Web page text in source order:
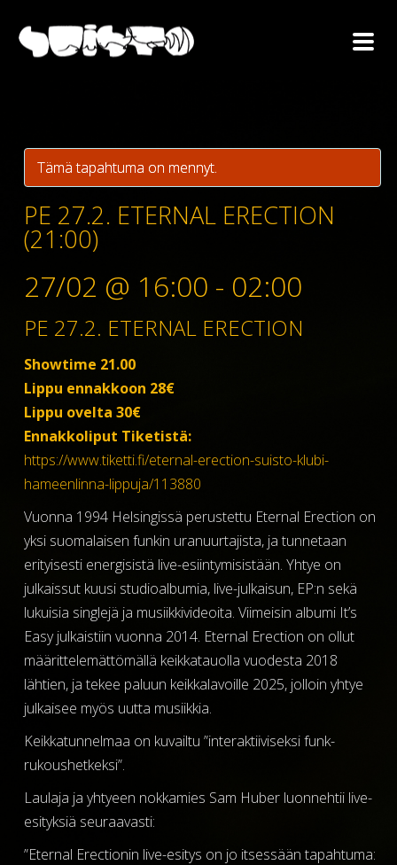
Tämä tapahtuma on mennyt.
PE 27.2. ETERNAL ERECTION
(21:00)
27/02 @ 16:00 - 02:00
PE 27.2. ETERNAL ERECTION
Showtime 21.00
Lippu ennakkoon 28€
Lippu ovelta 30€
Ennakkoliput Tiketistä:
https://www.tiketti.fi/eternal-erection-suisto-klubi-
hameenlinna-lippuja/113880
Vuonna 1994 Helsingissä perustettu Eternal Erection on
yksi suomalaisen funkin uranuurtajista, ja tunnetaan
erityisesti energisistä live-esiintymisistään. Yhtye on
julkaissut kuusi studioalbumia, live-julkaisun, EP:n sekä
lukuisia singlejä ja musiikkivideoita. Viimeisin albumi It’s
Easy julkaistiin vuonna 2014. Eternal Erection on ollut
määrittelemättömällä keikkatauolla vuodesta 2018
lähtien, ja tekee paluun keikkalavoille 2025, jolloin yhtye
julkaisee myös uutta musiikkia.
Keikkatunnelmaa on kuvailtu ”interaktiiviseksi funk-
rukoushetkeksi”.
Laulaja ja yhtyeen nokkamies Sam Huber luonnehtii live-
esityksiä seuraavasti:
”Eternal Erectionin live-esitys on jo itsessään tapahtuma: